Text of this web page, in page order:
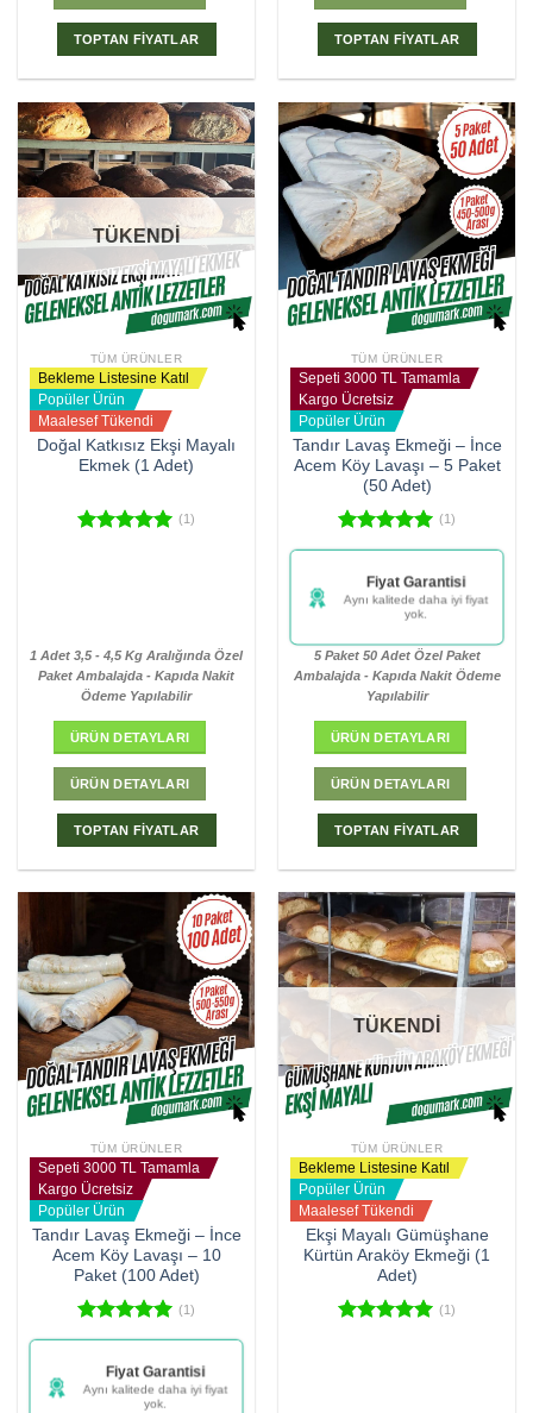
TOPTAN FİYATLAR TOPTAN FİYATLAR
TÜKENDİ
TÜM ÜRÜNLER
Bekleme Listesine Katıl
Popüler Ürün
Maalesef Tükendi
Doğal Katkısız Ekşi Mayalı
Ekmek (1 Adet)
(1)
1 Adet 3,5 - 4,5 Kg Aralığında Özel
Paket Ambalajda - Kapıda Nakit
Ödeme Yapılabilir
ÜRÜN DETAYLARI
ÜRÜN DETAYLARI
TOPTAN FİYATLAR
TÜM ÜRÜNLER
Sepeti 3000 TL Tamamla
Kargo Ücretsiz
Popüler Ürün
Tandır Lavaş Ekmeği – İnce
Acem Köy Lavaşı – 5 Paket
(50 Adet)
5 üzerinden
(1)
Şu an (981) kişi bu
ürünle ilgileniyor
Bu fırsatı kaçırmayın!
5 Paket 50 Adet Özel Paket
Ambalajda - Kapıda Nakit Ödeme
Yapılabilir
ÜRÜN DETAYLARI
ÜRÜN DETAYLARI
TOPTAN FİYATLAR
TÜM ÜRÜNLER
Sepeti 3000 TL Tamamla
Kargo Ücretsiz
Popüler Ürün
Tandır Lavaş Ekmeği – İnce
Acem Köy Lavaşı – 10
Paket (100 Adet)
5 üzerinden
(1)
Şu an (927) kişi bu
ürünle ilgileniyor
Bu fırsatı kaçırmayın!
TÜKENDİ
TÜM ÜRÜNLER
Bekleme Listesine Katıl
Popüler Ürün
Maalesef Tükendi
Ekşi Mayalı Gümüşhane
Kürtün Araköy Ekmeği (1
Adet)
(1)